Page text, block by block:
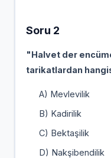
Soru 2
"Halvet der
tarikatlardan
A) Mevlevilik
B) Kadirilik
C) Bektaşilik
D) Nakşibendilik